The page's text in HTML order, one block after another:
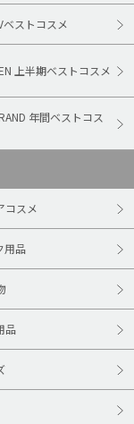
ベストコスメ
上半期ベストコスメ
年間ベストコス
コスメ
用品
品